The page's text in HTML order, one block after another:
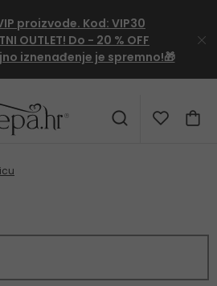
proizvode. Kod: VIP30
OUTLET! Do - 20 % OFF
iznenađenje je spremno!🎁